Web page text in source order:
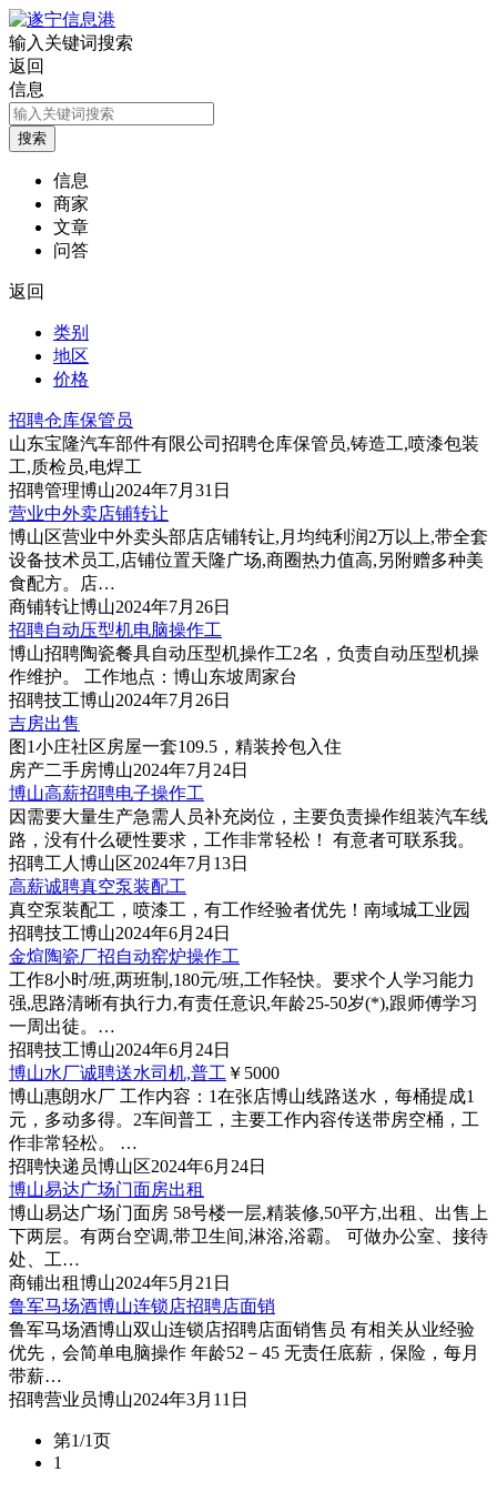
输入关键词搜索
返回
信息
信息
商家
文章
问答
返回
类别
地区
价格
招聘仓库保管员
山东宝隆汽车部件有限公司招聘仓库保管员,铸造工,喷漆包装
工,质检员,电焊工
招聘管理博山2024年7月31日
营业中外卖店铺转让
博山区营业中外卖头部店店铺转让,月均纯利润2万以上,带全套
设备技术员工,店铺位置天隆广场,商圈热力值高,另附赠多种美
食配方。店…
商铺转让博山2024年7月26日
招聘自动压型机电脑操作工
博山招聘陶瓷餐具自动压型机操作工2名，负责自动压型机操
作维护。 工作地点：博山东坡周家台
招聘技工博山2024年7月26日
吉房出售
图1小庄社区房屋一套109.5，精装拎包入住
房产二手房博山2024年7月24日
博山高薪招聘电子操作工
因需要大量生产急需人员补充岗位，主要负责操作组装汽车线
路，没有什么硬性要求，工作非常轻松！ 有意者可联系我。
招聘工人 博山区2024年7月13日
高薪诚聘真空泵装配工
真空泵装配工，喷漆工，有工作经验者优先！南域城工业园
招聘技工博山2024年6月24日
金煊陶瓷厂招自动窑炉操作工
工作8小时/班,两班制,180元/班,工作轻快。要求个人学习能力
强,思路清晰有执行力,有责任意识,年龄25-50岁(*),跟师傅学习
一周出徒。…
招聘技工博山2024年6月24日
博山水厂诚聘送水司机,普工 ￥5000
博山惠朗水厂 工作内容：1在张店博山线路送水，每桶提成1
元，多动多得。2车间普工，主要工作内容传送带房空桶，工
作非常轻松。 …
招聘快递员博山区2024年6月24日
博山易达广场门面房出租
博山易达广场门面房 58号楼一层,精装修,50平方,出租、出售上
下两层。有两台空调,带卫生间,淋浴,浴霸。 可做办公室、接待
处、工…
商铺出租博山2024年5月21日
鲁军马场酒博山连锁店招聘店面销
鲁军马场酒博山双山连锁店招聘店面销售员 有相关从业经验
优先，会简单电脑操作 年龄52－45 无责任底薪，保险，每月
带薪…
招聘营业员博山2024年3月11日
第1/1页
1